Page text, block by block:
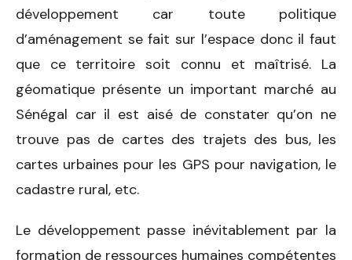
développement car toute politique
d’aménagement se fait sur l’espace donc il faut
que ce territoire soit connu et maîtrisé. La
géomatique présente un important marché au
Sénégal car il est aisé de constater qu’on ne
trouve pas de cartes des trajets des bus, les
cartes urbaines pour les GPS pour navigation, le
cadastre rural, etc.
Le développement passe inévitablement par la
formation de ressources humaines compétentes